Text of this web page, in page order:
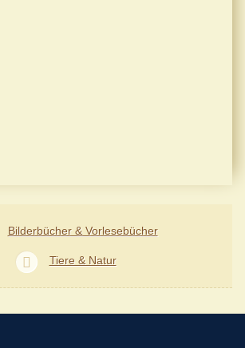
Bilderbücher & Vorlesebücher
Tiere & Natur